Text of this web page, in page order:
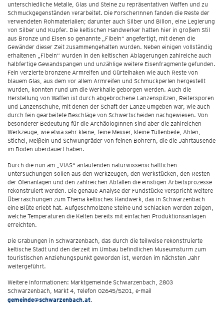
unterschiedliche Metalle, Glas und Steine zu repräsentativen Waffen und zu
Schmuckgegenständen verarbeitet. Die ForscherInnen fanden die Reste der
verwendeten Rohmaterialien; darunter auch Silber und Billon, eine Legierung
von Silber und Kupfer. Die keltischen Handwerker hatten hier in großem Stil
aus Bronze und Eisen so genannte „Fibeln“ angefertigt, mit denen die
Gewänder dieser Zeit zusammengehalten wurden. Neben einigen vollständig
erhaltenen „Fibeln“ wurden in den keltischen Ablagerungen zahlreiche auch
halbfertige Gewandspangen und unzählige weitere Eisenfragmente gefunden.
Fein verzierte bronzene Armreifen und Gürtelhaken wie auch Reste von
blauem Glas, aus dem vor allem Armreifen und Schmuckperlen hergestellt
wurden, konnten rund um die Werkhalle geborgen werden. Auch die
Herstellung von Waffen ist durch abgebrochene Lanzenspitzen, Reitersporen
und Lanzenschuhe, mit denen der Schaft der Lanze umgeben war, wie auch
durch fein gearbeitete Beschläge von Schwertscheiden nachgewiesen. Von
besonderer Bedeutung für die ArchäologInnen sind aber die zahlreichen
Werkzeuge, wie etwa sehr kleine, feine Messer, kleine Tüllenbeile, Ahlen,
Stichel, Meißeln und Schwungräder von feinen Bohrern, die die Jahrtausende
im Boden überdauert haben.
Durch die nun am „VIAS“ anlaufenden naturwissenschaftlichen
Untersuchungen sollen aus den Werkzeugen, den Werkstücken, den Resten
der Ofenanlagen und den zahlreichen Abfällen die einstigen Arbeitsprozesse
rekonstruiert werden. Die genaue Analyse der Fundstücke verspricht weitere
Überraschungen zum Thema keltisches Handwerk, das in Schwarzenbach
eine Blüte erlebt hat. Aufgeschmolzene Steine und Schlacken werden zeigen,
welche Temperaturen die Kelten bereits mit einfachen Produktionsanlagen
erreichten.
Die Grabungen in Schwarzenbach, das durch die teilweise rekonstruierte
keltische Stadt und den derzeit im Umbau befindlichen Museumsturm zum
touristischen Anziehungspunkt geworden ist, werden im nächsten Jahr
weitergeführt.
Weitere Informationen: Marktgemeinde Schwarzenbach, 2803
Schwarzenbach, Markt 4, Telefon 02645/5201, e-mail
gemeinde@schwarzenbach.at.